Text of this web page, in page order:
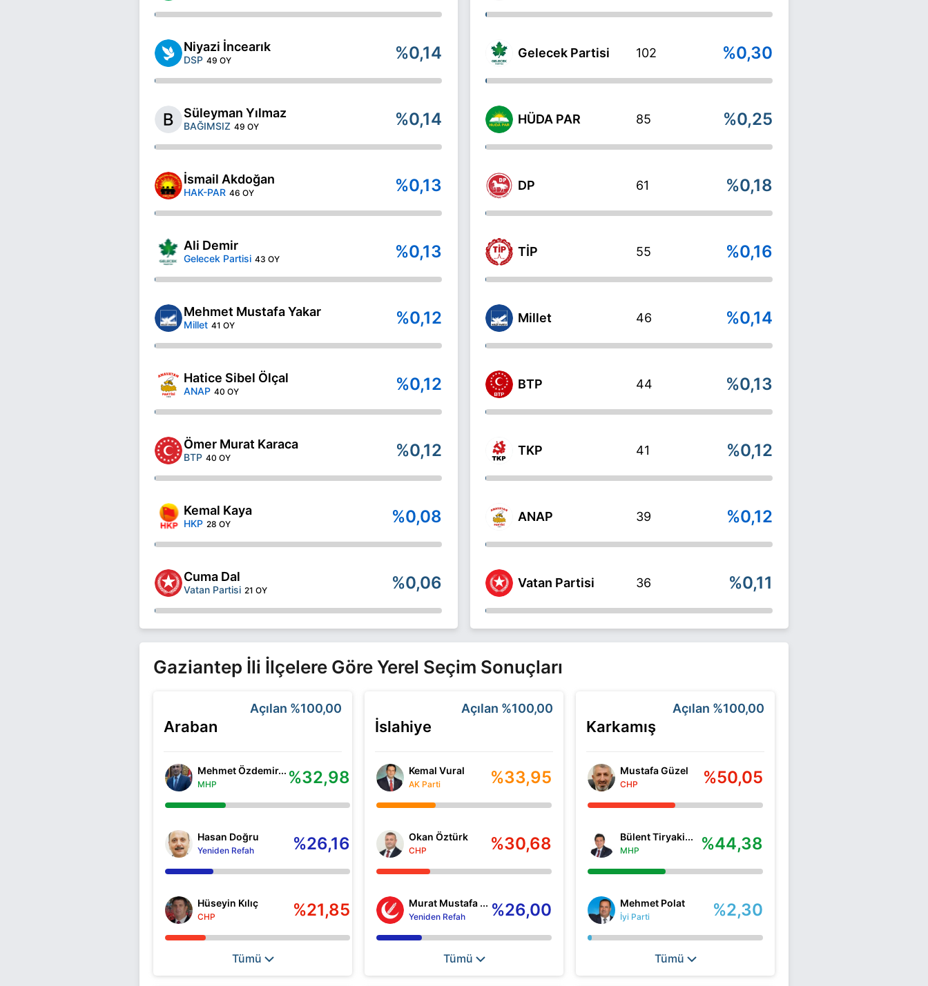
Niyazi İncearık
DSP 49 OY %0,14
Süleyman Yılmaz
BAĞIMSIZ 49 OY %0,14
İsmail Akdoğan
HAK-PAR 46 OY %0,13
Ali Demir
Gelecek Partisi 43 OY %0,13
Mehmet Mustafa Yakar
Millet 41 OY %0,12
Hatice Sibel Ölçal
ANAP 40 OY %0,12
Ömer Murat Karaca
BTP 40 OY %0,12
Kemal Kaya
HKP 28 OY %0,08
Cuma Dal
Vatan Partisi 21 OY %0,06
Gelecek Partisi 102 %0,30
HÜDA PAR 85 %0,25
DP 61 %0,18
TİP 55 %0,16
Millet 46 %0,14
BTP 44 %0,13
TKP 41 %0,12
ANAP 39 %0,12
Vatan Partisi 36 %0,11
Gaziantep İli İlçelere Göre Yerel Seçim Sonuçları
Araban
Açılan %100,00
Mehmet Özdemir...
MHP %32,98
Hasan Doğru
Yeniden Refah %26,16
Hüseyin Kılıç
CHP %21,85
Tümü
İslahiye
Açılan %100,00
Kemal Vural
AK Parti %33,95
Okan Öztürk
CHP %30,68
Murat Mustafa ...
Yeniden Refah %26,00
Tümü
Karkamış
Açılan %100,00
Mustafa Güzel
CHP %50,05
Bülent Tiryaki...
MHP %44,38
Mehmet Polat
İyi Parti %2,30
Tümü